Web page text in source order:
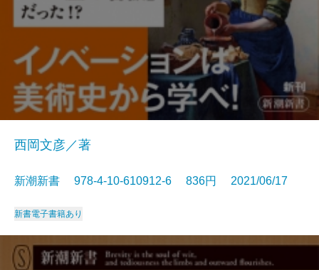
西岡文彦／著
新潮新書 978-4-10-610912-6 836円 2021/06/17
新書電子書籍あり